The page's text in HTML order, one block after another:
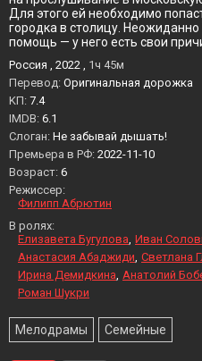
Для этого ей необходимо
городка в столицу.
помощь — у него есть свои
Россия , 2022 , 1ч 45м
Перевод: Оригинальная дорожка
KП: 7.4
IMDB: 6.1
Слоган: Не забывай дышать!
Премьера в РФ: 2022-11-10
Возраст: 6
Режиссер:
Филипп Абрютин
В ролях:
Елизавета Бугулова Иван
Анастасия Абаджиди Светлана
Ирина Демидкина Анатолий
Роман Шукри
Мелодрамы Семейные